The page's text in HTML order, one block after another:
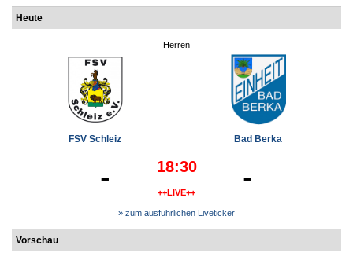
Heute
Herren
FSV Schleiz Bad Berka
- 18:30
++LIVE++ -
» zum ausführlichen Liveticker
Vorschau